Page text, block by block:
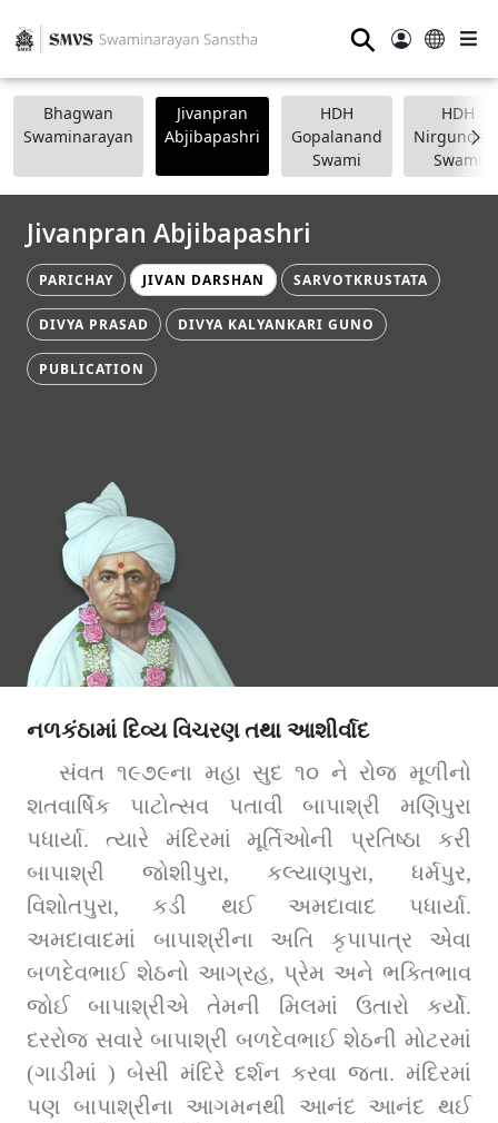
⚲
Bhagwan
Swaminarayan
Jivanpran
Abjibapashri
HDH
Gopalanand
Swami
HDH
Swami
Jivanpran Abjibapashri
PARICHAY JIVAN DARSHAN SARVOTKRUSTATA
DIVYA PRASAD DIVYA KALYANKARI GUNO
PUBLICATION
નળકંઠામાં દિવ્ય વિચરણ તથા આશીર્વાદ
સંવત ૧૯૭૯ના મહા સુદ ૧૦ ને રોજ મૂળીનો
શતવાર્ષિક પાટોત્સવ પતાવી બાપાશ્રી મણિપુરા
પધાર્યા. ત્યારે મંદિરમાં મૂર્તિઓની પ્રતિષ્ઠા કરી
બાપાશ્રી જોશીપુરા, કલ્યાણપુરા, ધર્મપુર,
વિશોતપુરા, કડી થઈ અમદાવાદ પધાર્યા.
અમદાવાદમાં બાપાશ્રીના અતિ કૃપાપાત્ર એવા
બળદેવભાઈ શેઠનો આગ્રહ, પ્રેમ અને ભક્તિભાવ
જોઈ બાપાશ્રીએ તેમની મિલમાં ઉતારો કર્યો.
દરરોજ સવારે બાપાશ્રી બળદેવભાઈ શેઠની મોટરમાં
(ગાડીમાં ) બેસી મંદિરે દર્શન કરવા જતા. મંદિરમાં
પણ બાપાશ્રીના આગમનથી આનંદ આનંદ થઈ